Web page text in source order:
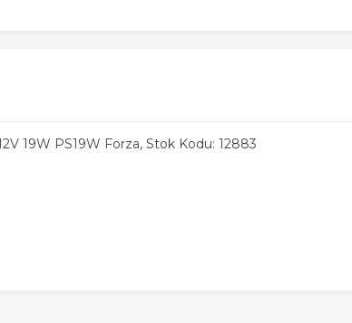
19W PS19W Forza, Stok Kodu: 12883